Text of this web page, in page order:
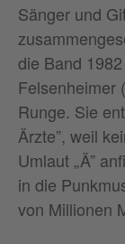
Sänger und
die Band
Felsenheimer
Runge. Sie
Ärzte”, weil
Umlaut „Ä”
in die
von Millionen